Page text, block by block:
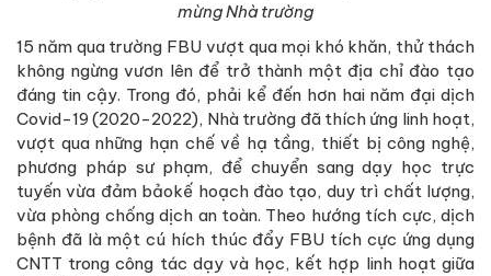
mừng Nhà trường
15 năm qua trường FBU vượt qua mọi khó khăn, thử thách
không ngừng vươn lên để trở thành một địa chỉ đào tạo
đáng tin cậy. Trong đó, phải kể đến hơn hai năm đại dịch
Covid-19 (2020-2022), Nhà trường đã thích ứng linh hoạt,
vượt qua những hạn chế về hạ tầng, thiết bị công nghệ,
phương pháp sư phạm, để chuyển sang dạy học trực
tuyến vừa đảm bảokế hoạch đào tạo, duy trì chất lượng,
vừa phòng chống dịch an toàn. Theo hướng tích cực, dịch
bệnh đã là một cú hích thúc đẩy FBU tích cực ứng dụng
CNTT trong công tác dạy và học, kết hợp linh hoạt giữa